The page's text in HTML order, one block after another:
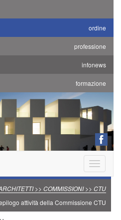
ordine
professione
infonews
formazione
Toggle
>> COMMISSIONI >> CTU
attività della Commissione CTU